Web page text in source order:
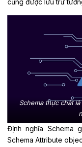
Schema thực chất
Định nghĩa Schema
Schema Attribute